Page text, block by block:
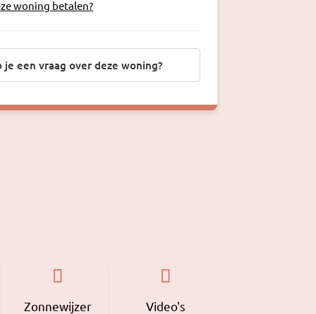
woning betalen?
je een vraag over deze woning?
Zonnewijzer Video's